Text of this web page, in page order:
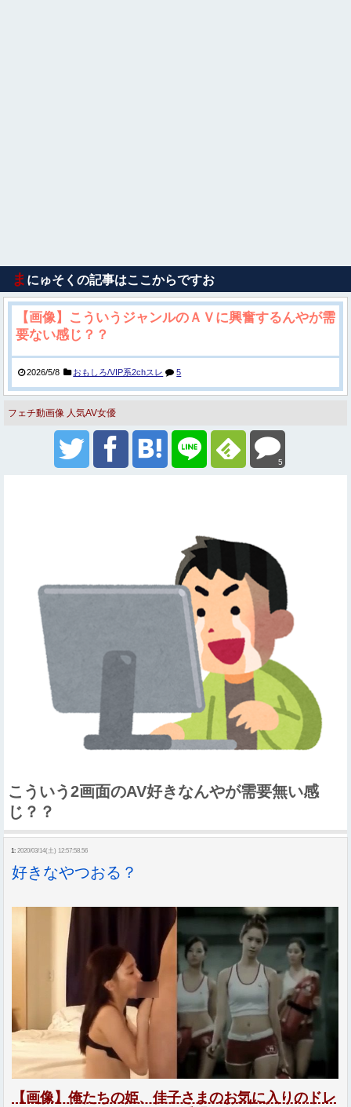
ま にゅそくの記事はここからですお
【画像】こういうジャンルのＡＶに興奮するんやが需
要ない感じ？？
2026/5/8 おもしろ/VIP系2chスレ 5
フェチ動画像 人気AV女優
5
こういう2画面のAV好きなんやが需要無い感
じ？？
1: 2020/03/14(土) 12:57:58.56
好きなやつおる？
【画像】俺たちの姫、佳子さまのお気に入りのドレ